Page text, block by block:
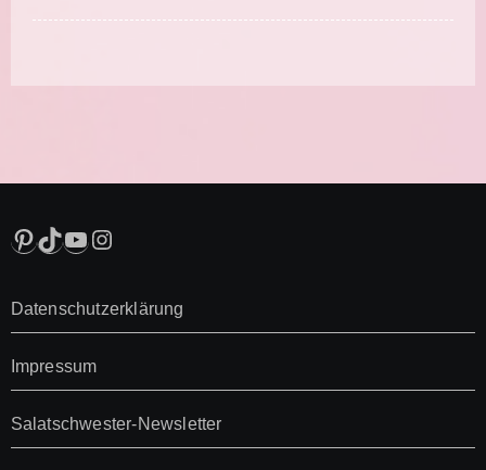
Pinterest
TikTok
YouTube
Instagram
Datenschutzerklärung
Impressum
Salatschwester-Newsletter